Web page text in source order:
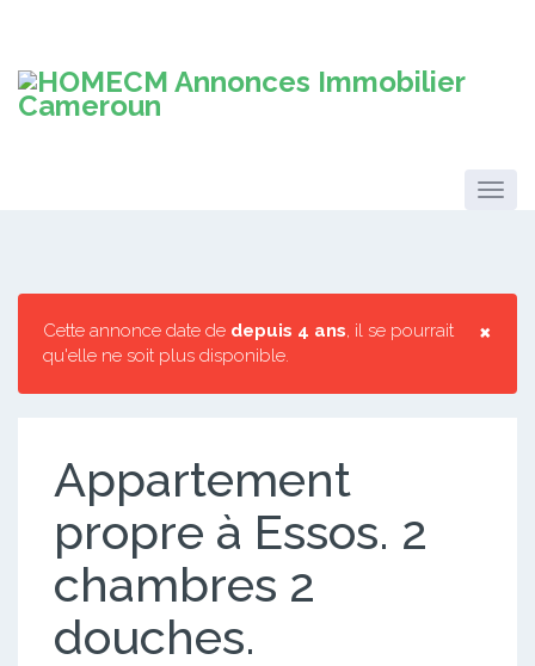
×
Cette annonce date de depuis 4 ans, il se pourrait
qu'elle ne soit plus disponible.
Appartement
propre à Essos. 2
chambres 2
douches.